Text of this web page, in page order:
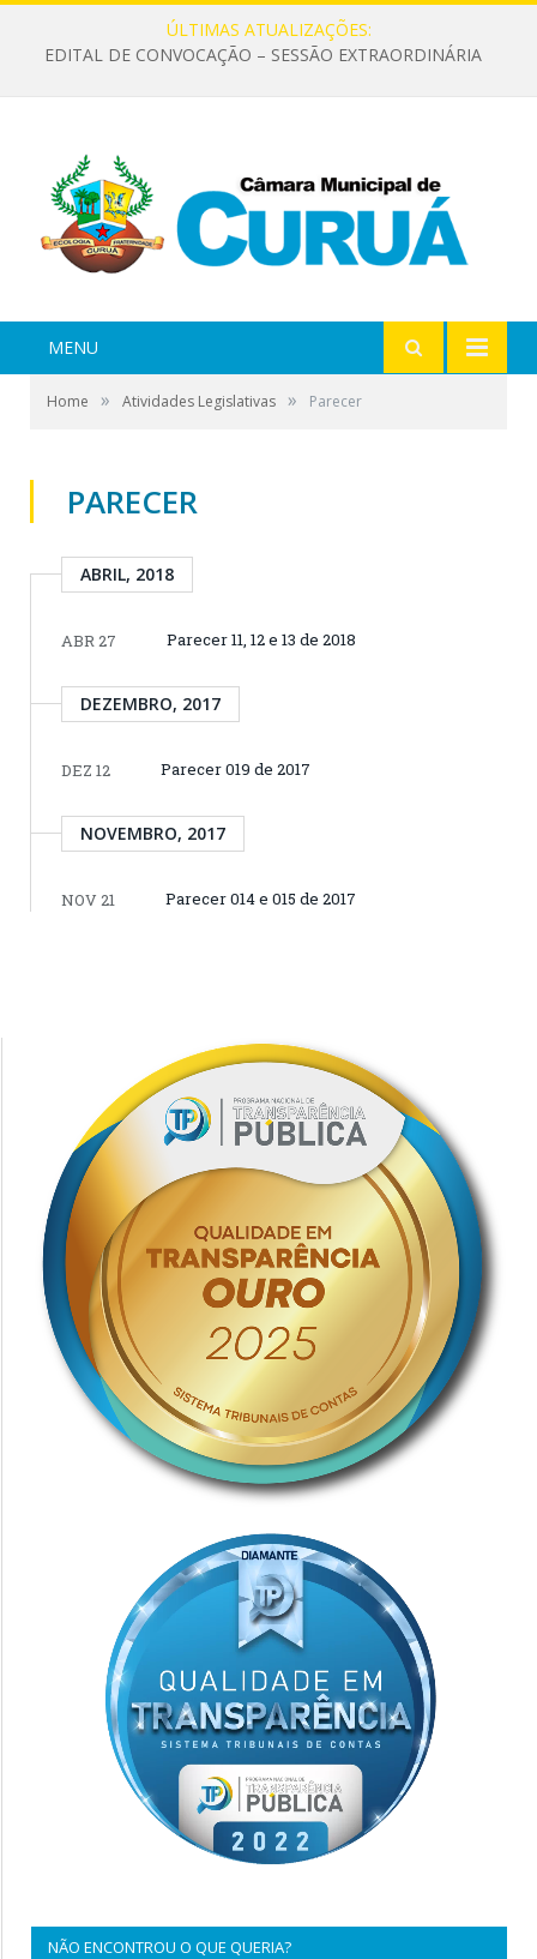
ÚLTIMAS ATUALIZAÇÕES:
EDITAL DE CONVOCAÇÃO – SESSÃO EXTRAORDINÁRIA
MENU
Home » Atividades Legislativas » Parecer
PARECER
ABRIL, 2018
ABR 27 Parecer 11, 12 e 13 de 2018
DEZEMBRO, 2017
DEZ 12 Parecer 019 de 2017
NOVEMBRO, 2017
NOV 21 Parecer 014 e 015 de 2017
NÃO ENCONTROU O QUE QUERIA?